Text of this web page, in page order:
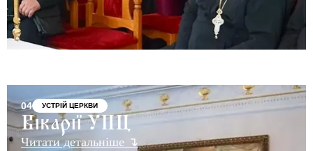
04 УСТРІЙ ЦЕРКВИ
Вікарії УПЦ
Читати детальніше ↴